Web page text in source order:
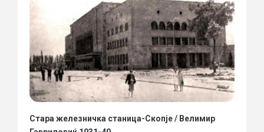
Стара железничка станица-Скопје / Велимир